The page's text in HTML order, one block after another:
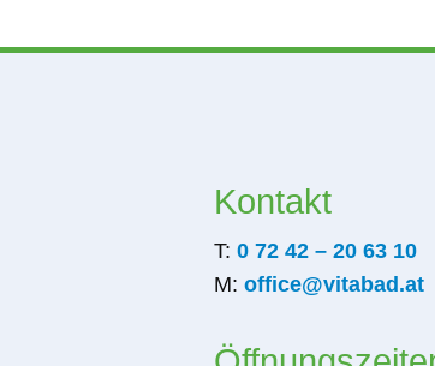
Kontakt
T: 0 72 42 – 20 63 10
M: office@vitabad.at